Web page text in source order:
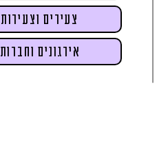
צעירים וצעירות
אירגונים וחברות